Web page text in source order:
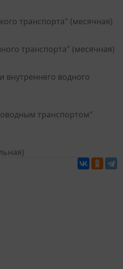
транспорта" (месячная)
транспорта" (месячная)
внутреннего водного
транспортом"